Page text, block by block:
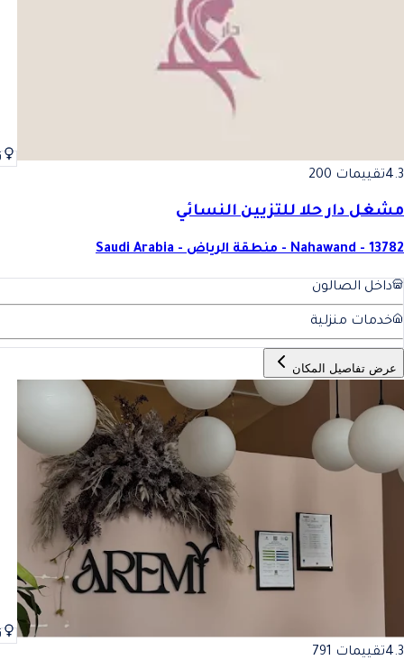
4.3تقييمات 200
مشغل دار حلا للتزيين النسائي
Nahawand - 13782 - منطقة الرياض - Saudi Arabia
داخل الصالون
خدمات منزلية
عرض تفاصيل المكان
4.3تقييمات 791